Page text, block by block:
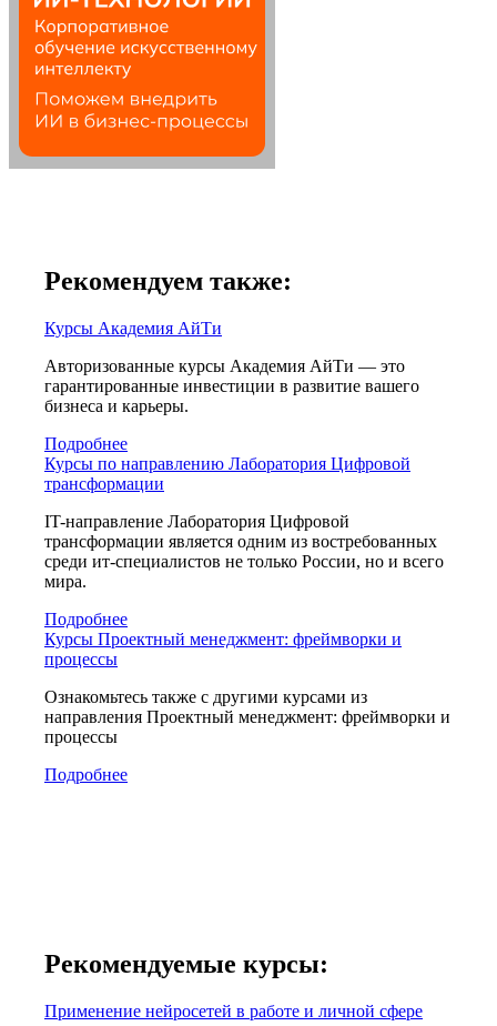
Рекомендуем также:
Курсы Академия АйТи
Авторизованные курсы Академия АйТи — это
гарантированные инвестиции в развитие вашего
бизнеса и карьеры.
Подробнее
Курсы по направлению Лаборатория Цифровой
трансформации
IT-направление Лаборатория Цифровой
трансформации является одним из востребованных
среди ит-специалистов не только России, но и всего
мира.
Подробнее
Курсы Проектный менеджмент: фреймворки и
процессы
Ознакомьтесь также с другими курсами из
направления Проектный менеджмент: фреймворки и
процессы
Подробнее
Рекомендуемые курсы:
Применение нейросетей в работе и личной сфере